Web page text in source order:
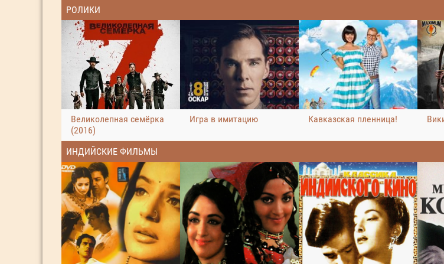
РОЛИКИ
Великолепная семёрка
(2016)
Игра в имитацию Кавказская пленница!
ИНДИЙСКИЕ ФИЛЬМЫ